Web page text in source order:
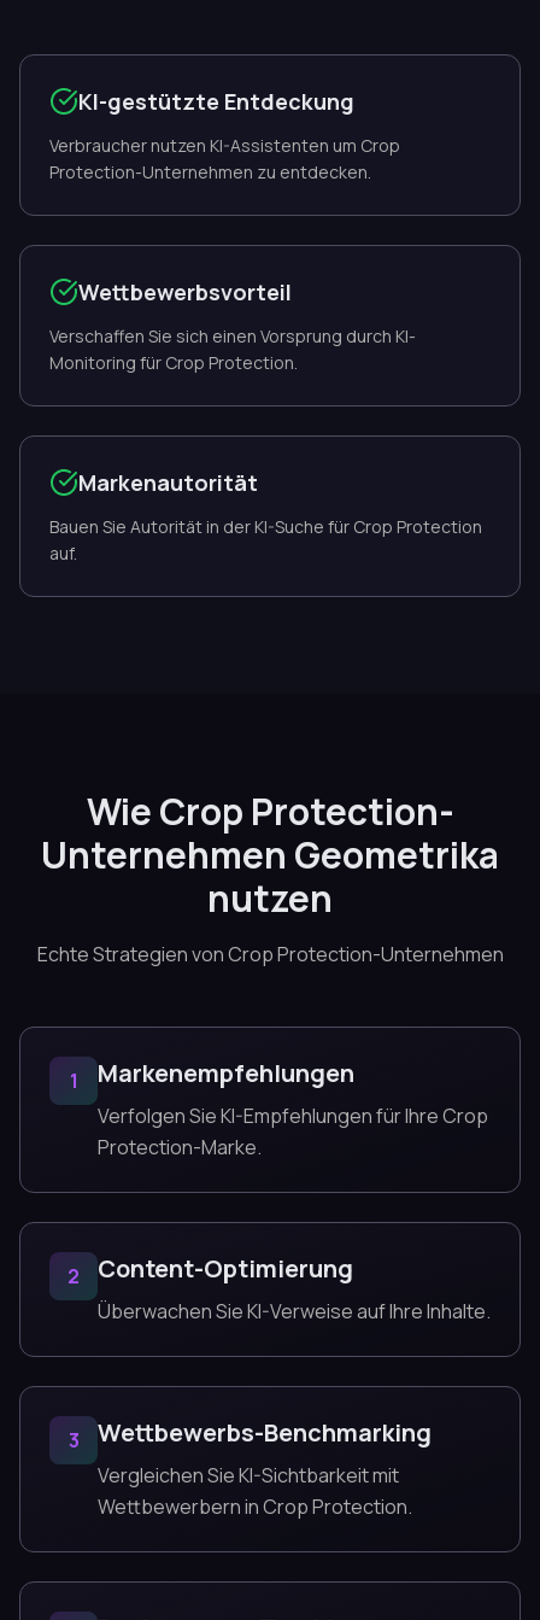
KI-gestützte Entdeckung
Verbraucher nutzen KI-Assistenten um Crop
Protection-Unternehmen zu entdecken.
Wettbewerbsvorteil
Verschaffen Sie sich einen Vorsprung durch KI-
Monitoring für Crop Protection.
Markenautorität
Bauen Sie Autorität in der KI-Suche für Crop Protection
auf.
Wie Crop Protection-
Unternehmen Geometrika
nutzen
Echte Strategien von Crop Protection-Unternehmen
1 Markenempfehlungen
Verfolgen Sie KI-Empfehlungen für Ihre Crop
Protection-Marke.
2 Content-Optimierung
Überwachen Sie KI-Verweise auf Ihre Inhalte.
3 Wettbewerbs-Benchmarking
Vergleichen Sie KI-Sichtbarkeit mit
Wettbewerbern in Crop Protection.